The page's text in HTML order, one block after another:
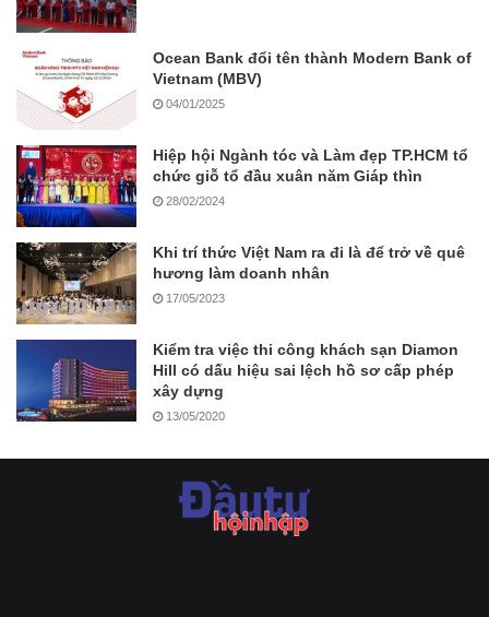
Ocean Bank đổi tên thành Modern Bank of
Vietnam (MBV)
04/01/2025
Hiệp hội Ngành tóc và Làm đẹp TP.HCM tổ
chức giỗ tổ đầu xuân năm Giáp thìn
28/02/2024
Khi trí thức Việt Nam ra đi là để trở về quê
hương làm doanh nhân
17/05/2023
Kiểm tra việc thi công khách sạn Diamon
Hill có dấu hiệu sai lệch hồ sơ cấp phép
xây dựng
13/05/2020